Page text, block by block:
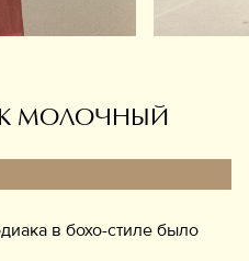
МОЛОЧНЫЙ
в бохо-стиле было